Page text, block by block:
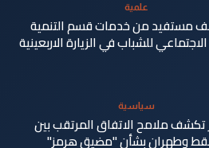
علمية
الف مستفيد من خدمات قسم التنمية
للشباب في الزيارة الاربعينية
سياسية
ملامح الاتفاق المرتقب بين
وطهران بشأن "مضيق هرمز"